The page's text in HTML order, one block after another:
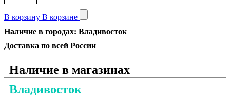
В корзину В корзине
Наличие в городах: Владивосток
Доставка по всей России
Наличие в магазинах
Владивосток